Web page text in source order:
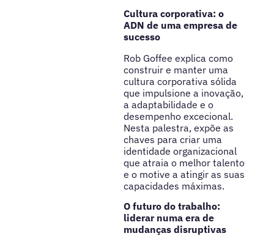
Cultura corporativa: o
ADN de uma empresa de
sucesso
Rob Goffee explica como
construir e manter uma
cultura corporativa sólida
que impulsione a inovação,
a adaptabilidade e o
desempenho excecional.
Nesta palestra, expõe as
chaves para criar uma
identidade organizacional
que atraia o melhor talento
e o motive a atingir as suas
capacidades máximas.
O futuro do trabalho:
liderar numa era de
mudanças disruptivas